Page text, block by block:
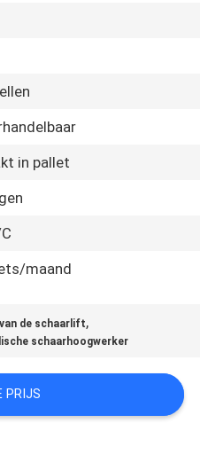
in pallet
maand
de schaarlift,
schaarhoogwerker
PRIJS